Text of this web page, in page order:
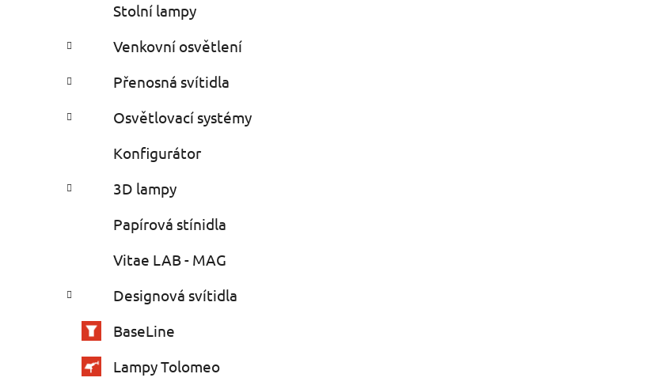
Stolní lampy
Venkovní osvětlení
Přenosná svítidla
Osvětlovací systémy
Konfigurátor
3D lampy
Papírová stínidla
Vitae LAB - MAG
Designová svítidla
BaseLine
Lampy Tolomeo